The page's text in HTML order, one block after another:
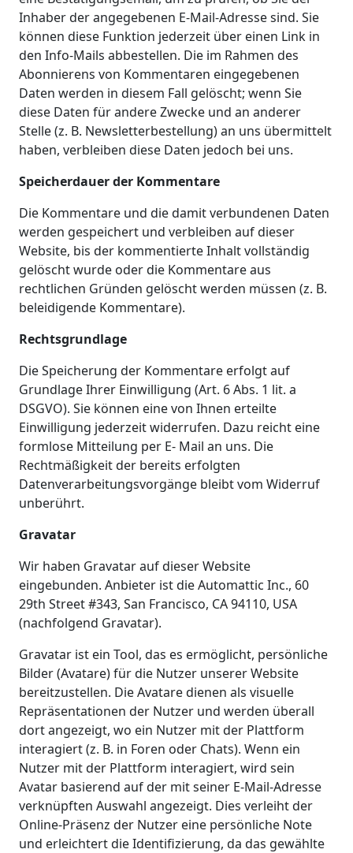
Inhaber der angegebenen E-Mail-Adresse sind. Sie
können diese Funktion jederzeit über einen Link in
den Info-Mails abbestellen. Die im Rahmen des
Abonnierens von Kommentaren eingegebenen
Daten werden in diesem Fall gelöscht; wenn Sie
diese Daten für andere Zwecke und an anderer
Stelle (z. B. Newsletterbestellung) an uns übermittelt
haben, verbleiben diese Daten jedoch bei uns.
Speicherdauer der Kommentare
Die Kommentare und die damit verbundenen Daten
werden gespeichert und verbleiben auf dieser
Website, bis der kommentierte Inhalt vollständig
gelöscht wurde oder die Kommentare aus
rechtlichen Gründen gelöscht werden müssen (z. B.
beleidigende Kommentare).
Rechtsgrundlage
Die Speicherung der Kommentare erfolgt auf
Grundlage Ihrer Einwilligung (Art. 6 Abs. 1 lit. a
DSGVO). Sie können eine von Ihnen erteilte
Einwilligung jederzeit widerrufen. Dazu reicht eine
formlose Mitteilung per E- Mail an uns. Die
Rechtmäßigkeit der bereits erfolgten
Datenverarbeitungsvorgänge bleibt vom Widerruf
unberührt.
Gravatar
Wir haben Gravatar auf dieser Website
eingebunden. Anbieter ist die Automattic Inc., 60
29th Street #343, San Francisco, CA 94110, USA
(nachfolgend Gravatar).
Gravatar ist ein Tool, das es ermöglicht, persönliche
Bilder (Avatare) für die Nutzer unserer Website
bereitzustellen. Die Avatare dienen als visuelle
Repräsentationen der Nutzer und werden überall
dort angezeigt, wo ein Nutzer mit der Plattform
interagiert (z. B. in Foren oder Chats). Wenn ein
Nutzer mit der Plattform interagiert, wird sein
Avatar basierend auf der mit seiner E-Mail-Adresse
verknüpften Auswahl angezeigt. Dies verleiht der
Online-Präsenz der Nutzer eine persönliche Note
und erleichtert die Identifizierung, da das gewählte